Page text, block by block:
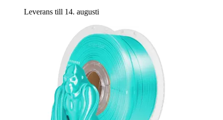
Leverans till 14. augusti